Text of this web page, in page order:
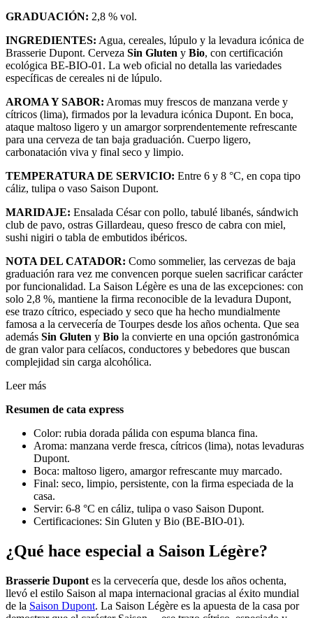
GRADUACIÓN: 2,8 % vol.
INGREDIENTES: Agua, cereales, lúpulo y la levadura icónica de
Brasserie Dupont. Cerveza Sin Gluten y Bio, con certificación
ecológica BE-BIO-01. La web oficial no detalla las variedades
específicas de cereales ni de lúpulo.
AROMA Y SABOR: Aromas muy frescos de manzana verde y
cítricos (lima), firmados por la levadura icónica Dupont. En boca,
ataque maltoso ligero y un amargor sorprendentemente refrescante
para una cerveza de tan baja graduación. Cuerpo ligero,
carbonatación viva y final seco y limpio.
TEMPERATURA DE SERVICIO: Entre 6 y 8 °C, en copa tipo
cáliz, tulipa o vaso Saison Dupont.
MARIDAJE: Ensalada César con pollo, tabulé libanés, sándwich
club de pavo, ostras Gillardeau, queso fresco de cabra con miel,
sushi nigiri o tabla de embutidos ibéricos.
NOTA DEL CATADOR: Como sommelier, las cervezas de baja
graduación rara vez me convencen porque suelen sacrificar carácter
por funcionalidad. La Saison Légère es una de las excepciones: con
solo 2,8 %, mantiene la firma reconocible de la levadura Dupont,
ese trazo cítrico, especiado y seco que ha hecho mundialmente
famosa a la cervecería de Tourpes desde los años ochenta. Que sea
además Sin Gluten y Bio la convierte en una opción gastronómica
de gran valor para celíacos, conductores y bebedores que buscan
complejidad sin carga alcohólica.
Leer más
Resumen de cata express
Color: rubia dorada pálida con espuma blanca fina.
Aroma: manzana verde fresca, cítricos (lima), notas levaduras
Dupont.
Boca: maltoso ligero, amargor refrescante muy marcado.
Final: seco, limpio, persistente, con la firma especiada de la
casa.
Servir: 6-8 °C en cáliz, tulipa o vaso Saison Dupont.
Certificaciones: Sin Gluten y Bio (BE-BIO-01).
¿Qué hace especial a Saison Légère?
Brasserie Dupont es la cervecería que, desde los años ochenta,
llevó el estilo Saison al mapa internacional gracias al éxito mundial
de la Saison Dupont. La Saison Légère es la apuesta de la casa por